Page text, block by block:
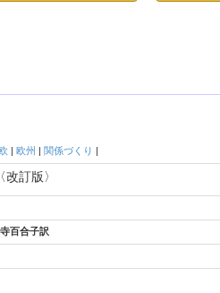
|欧州 |関係づくり |
訂版〉
百合子訳